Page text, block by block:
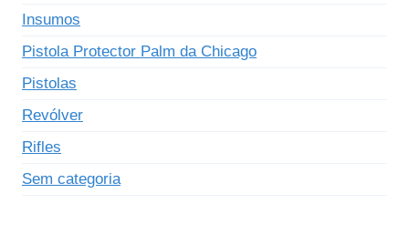
Insumos
Pistola Protector Palm da Chicago
Pistolas
Revólver
Rifles
Sem categoria